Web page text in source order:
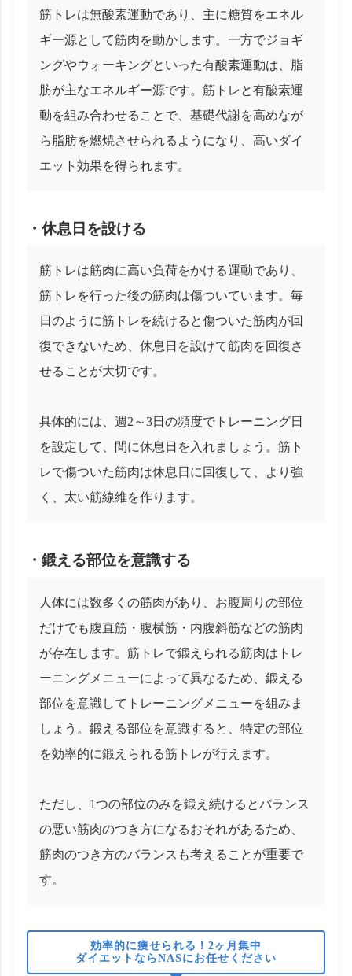
筋トレは無酸素運動であり、主に糖質をエネル
ギー源として筋肉を動かします。一方でジョギ
ングやウォーキングといった有酸素運動は、脂
肪が主なエネルギー源です。筋トレと有酸素運
動を組み合わせることで、基礎代謝を高めなが
ら脂肪を燃焼させられるようになり、高いダイ
エット効果を得られます。
・休息日を設ける
筋トレは筋肉に高い負荷をかける運動であり、
筋トレを行った後の筋肉は傷ついています。毎
日のように筋トレを続けると傷ついた筋肉が回
復できないため、休息日を設けて筋肉を回復さ
せることが大切です。
具体的には、週2～3日の頻度でトレーニング日
を設定して、間に休息日を入れましょう。筋ト
レで傷ついた筋肉は休息日に回復して、より強
く、太い筋線維を作ります。
・鍛える部位を意識する
人体には数多くの筋肉があり、お腹周りの部位
だけでも腹直筋・腹横筋・内腹斜筋などの筋肉
が存在します。筋トレで鍛えられる筋肉はトレ
ーニングメニューによって異なるため、鍛える
部位を意識してトレーニングメニューを組みま
しょう。鍛える部位を意識すると、特定の部位
を効率的に鍛えられる筋トレが行えます。
ただし、1つの部位のみを鍛え続けるとバランス
の悪い筋肉のつき方になるおそれがあるため、
筋肉のつき方のバランスも考えることが重要で
す。
効率的に痩せられる！2ヶ月集中
ダイエットならNASにお任せください